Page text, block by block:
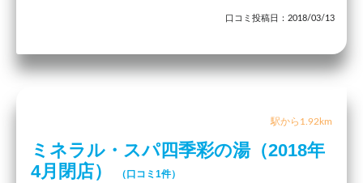
口コミ投稿日：2018/03/13
駅から1.92km
ミネラル・スパ四季彩の湯（2018年
4月閉店）
（口コミ1件）